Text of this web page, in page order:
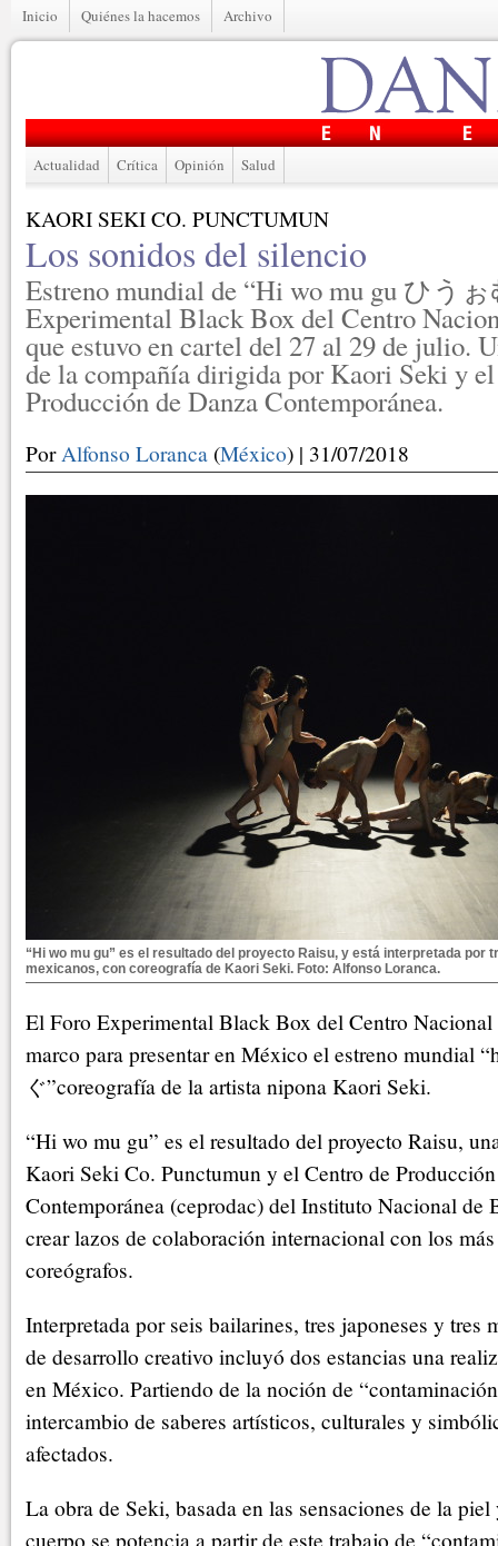
Inicio Quiénes la hacemos Archivo
Actualidad Crítica Opinión Salud
KAORI SEKI CO. PUNCTUMUN
Los sonidos del silencio
Estreno mundial de “Hi wo mu gu ひう
Experimental Black Box del Centro
que estuvo en cartel del 27 al 29 de julio.
de la compañía dirigida por Kaori Seki y
Producción de Danza Contemporánea.
PorAlfonso Loranca (México) | 31/07/2018
“Hi wo mu gu” es el resultado del proyecto Raisu, y está interpretada por
mexicanos, con coreografía de Kaori Seki. Foto: Alfonso Loranca.
El Foro Experimental Black Box del Centro
marco para presentar en México el estreno mundial
ぐ”coreografía de la artista nipona Kaori Seki.
“Hi wo mu gu” es el resultado del proyecto Raisu,
Kaori Seki Co. Punctumun y el Centro de
Contemporánea (ceprodac) del Instituto Nacional de
crear lazos de colaboración internacional con los
coreógrafos.
Interpretada por seis bailarines, tres japoneses y tres
de desarrollo creativo incluyó dos estancias una
en México. Partiendo de la noción de
intercambio de saberes artísticos, culturales y
afectados.
La obra de Seki, basada en las sensaciones de la
cuerpo se potencia a partir de este trabajo de